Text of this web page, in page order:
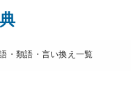
・類語・言い換え一覧